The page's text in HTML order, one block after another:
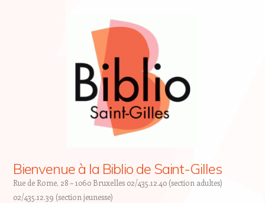
Bienvenue à la Biblio de Saint-Gilles
Rue de Rome, 28 – 1060 Bruxelles 02/435.12.40 (section adultes)
02/435.12.39 (section jeunesse)